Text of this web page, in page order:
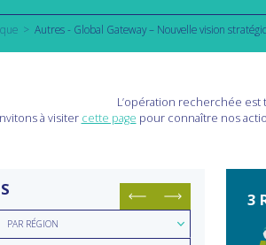
Autres - Global Gateway – Nouvelle vision
L’opération recherchée est
à visiter cette page pour connaître nos
parPAR RÉGION
3